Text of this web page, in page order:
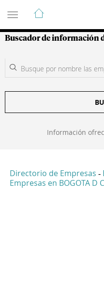
Guía de
Buscador de información
Información
Directorio de Empresas -
Empresas en BOGOTA D C